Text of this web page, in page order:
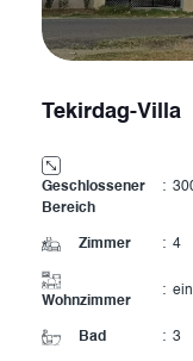
Tekirdag-Villa
Geschlossener
Bereich
:
Zimmer : 4
Wohnzimmer
:
Bad : 3